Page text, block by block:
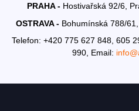
PRAHA - Hostivařská 92/6,
OSTRAVA - Bohumínská 788/
Telefon: +420 775 627 848, 605
990, Email: